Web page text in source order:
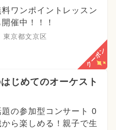
料ワンポイントレッスン
開催中！！！
東京都文京区
クーポン
じめてのオーケスト
題の参加型コンサート 0
から楽しめる！親子で生